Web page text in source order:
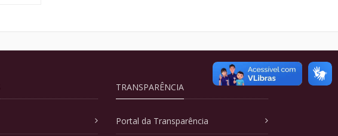
TRANSPARÊNCIA
Portal da Transparência